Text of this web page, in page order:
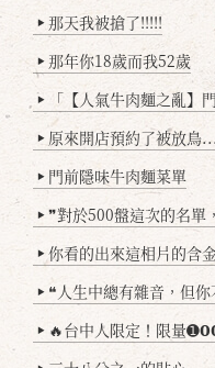
▶ 那天我被搶了!!!!!
▶ 那年你18歲而我52歲
▶ 「【人氣牛肉麵之亂】門前
▶ 原來開店預約了被放鳥
▶ 門前隱味牛肉麵菜單
▶ ❞對於500盤這次的名單
▶ 你看的出來這相片的含
▶ ❝人生中總有雜音，但
▶ 🔥台中人限定！限量➊𝟬𝟬𝟬顆「阿伯手工啵啵